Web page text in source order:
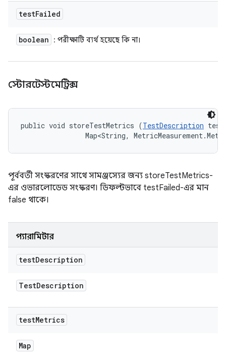
testFailed
boolean : পরীক্ষাটি ব্যর্থ হয়েছে কি না।
স্টোরটেস্টমেট্রিক্স
public void storeTestMetrics (TestDescription
Map<String,
পূর্ববর্তী সংস্করণের সাথে সামঞ্জস্যের জন্য storeTestMetrics-
এর ওভারলোডেড সংস্করণ। ডিফল্টভাবে testFailed-এর মান
false থাকে।
প্যারামিটার
testDescription
TestDescription
testMetrics
Map